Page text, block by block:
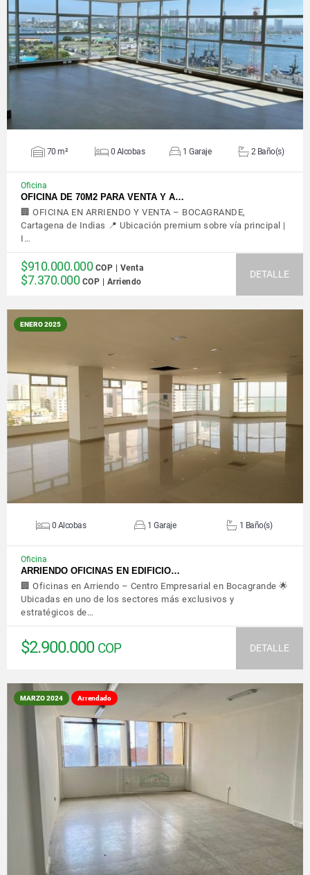
VER DETALLES
70 m² 0 Alcobas 1 Garaje 2 Baño(s)
Oficina
OFICINA DE 70M2 PARA VENTA Y A…
🏢 OFICINA EN ARRIENDO Y VENTA – BOCAGRANDE,
Cartagena de Indias 📍 Ubicación premium sobre vía principal |
I…
$910.000.000 COP | Venta
$7.370.000 COP | Arriendo
DETALLE
ENERO 2025
VER DETALLES
0 Alcobas 1 Garaje 1 Baño(s)
Oficina
ARRIENDO OFICINAS EN EDIFICIO…
🏢 Oficinas en Arriendo – Centro Empresarial en Bocagrande 🌟
Ubicadas en uno de los sectores más exclusivos y
estratégicos de…
$2.900.000 COP DETALLE
MARZO 2024 Arrendado
VER DETALLES